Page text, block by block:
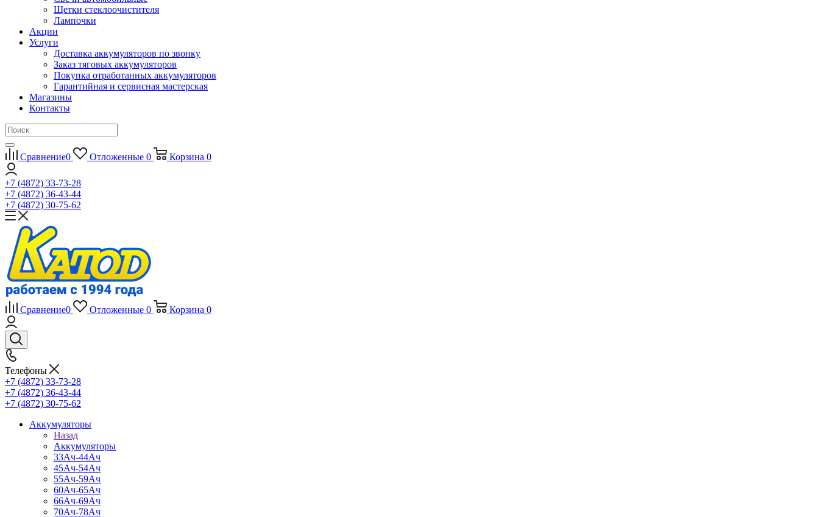
Щетки стеклоочистителя
Лампочки
Акции
Услуги
Доставка аккумуляторов по звонку
Заказ тяговых аккумуляторов
Покупка отработанных аккумуляторов
Гарантийная и сервисная мастерская
Магазины
Контакты
Сравнение0 Отложенные 0 Корзина 0
+7 (4872) 33-73-28
+7 (4872) 36-43-44
+7 (4872) 30-75-62
Сравнение0 Отложенные 0 Корзина 0
Телефоны
+7 (4872) 33-73-28
+7 (4872) 36-43-44
+7 (4872) 30-75-62
Аккумуляторы
Назад
Аккумуляторы
33Ач-44Ач
45Ач-54Ач
55Ач-59Ач
60Ач-65Ач
66Ач-69Ач
70Ач-78Ач